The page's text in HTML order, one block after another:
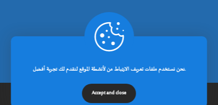
.
نحن نستخدم ملفات تعريف الارتباط من لأنشطة الموقع لنقدم لك تجربة أفضل.
Accept and close